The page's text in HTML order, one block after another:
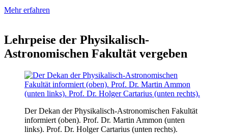
Mehr erfahren
Lehrpeise der Physikalisch-
Astronomischen Fakultät vergeben
Der Dekan der Physikalisch-Astronomischen Fakultät
informiert (oben). Prof. Dr. Martin Ammon (unten
links). Prof. Dr. Holger Cartarius (unten rechts).